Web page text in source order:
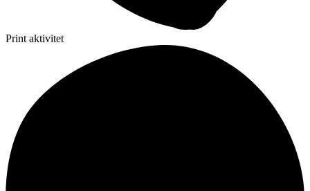
Print aktivitet